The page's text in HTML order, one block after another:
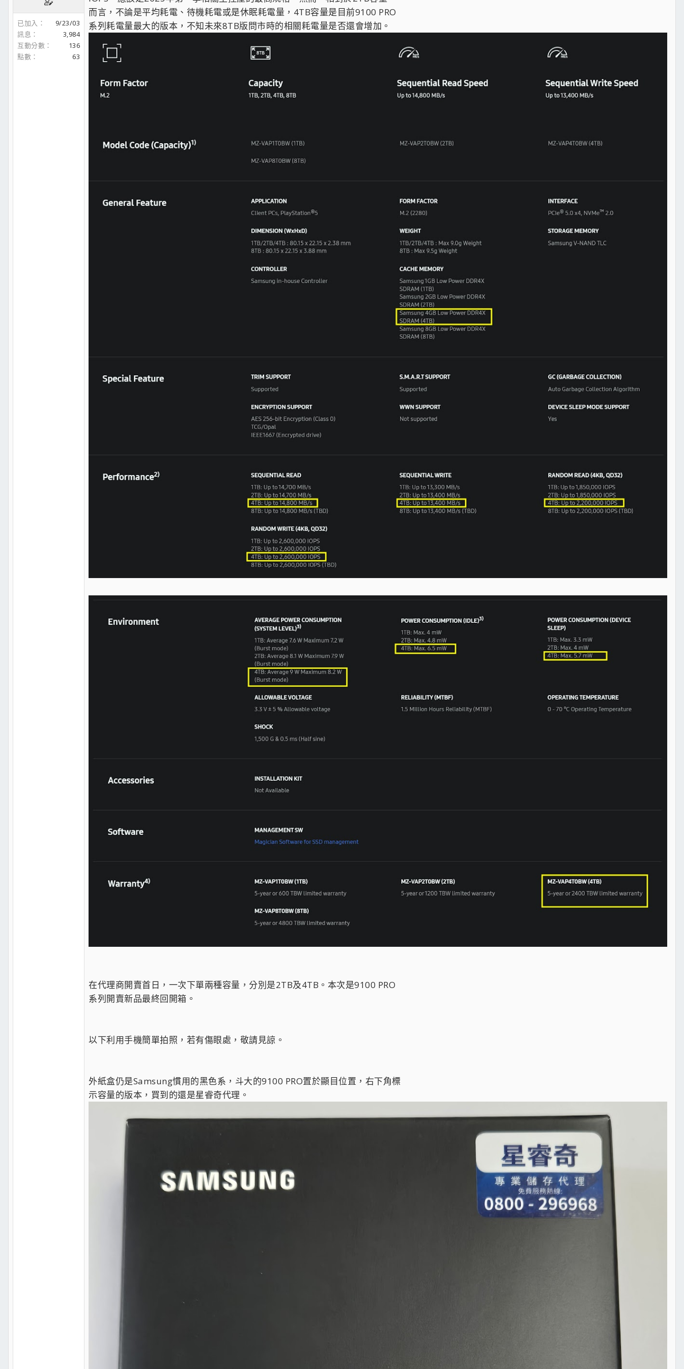
已加入
9/23/03
訊息
3,984
互動分數
136
點數
63
而言，不論是平均耗電、待機耗電或是休眠耗電量，4TB容量是目前9100 PRO
系列耗電量最大的版本，不知未來8TB版問市時的相關耗電量是否還會增加。
在代理商開賣首日，一次下單兩種容量，分別是2TB及4TB。本次是9100 PRO
系列開賣新品最終回開箱。
以下利用手機簡單拍照，若有傷眼處，敬請見諒。
外紙盒仍是Samsung慣用的黑色系，斗大的9100 PRO置於顯目位置，右下角標
示容量的版本，買到的還是星睿奇代理。